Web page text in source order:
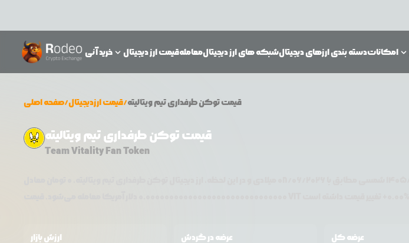
خرید آنی قیمت ارز دیجیتالمعاملهشبکه‌ های ارز دیجیتالدسته بندی ارزهای دیجیتالامکانات
صفحه اصلی/قیمت ارزدیجیتال/ قیمتتوکن طرفداری تیم ویتالیته
قیمت توکن طرفداری تیم ویتالیته
Team Vitality Fan Token
ارزش بازار عرضه در گردش عرضه کل